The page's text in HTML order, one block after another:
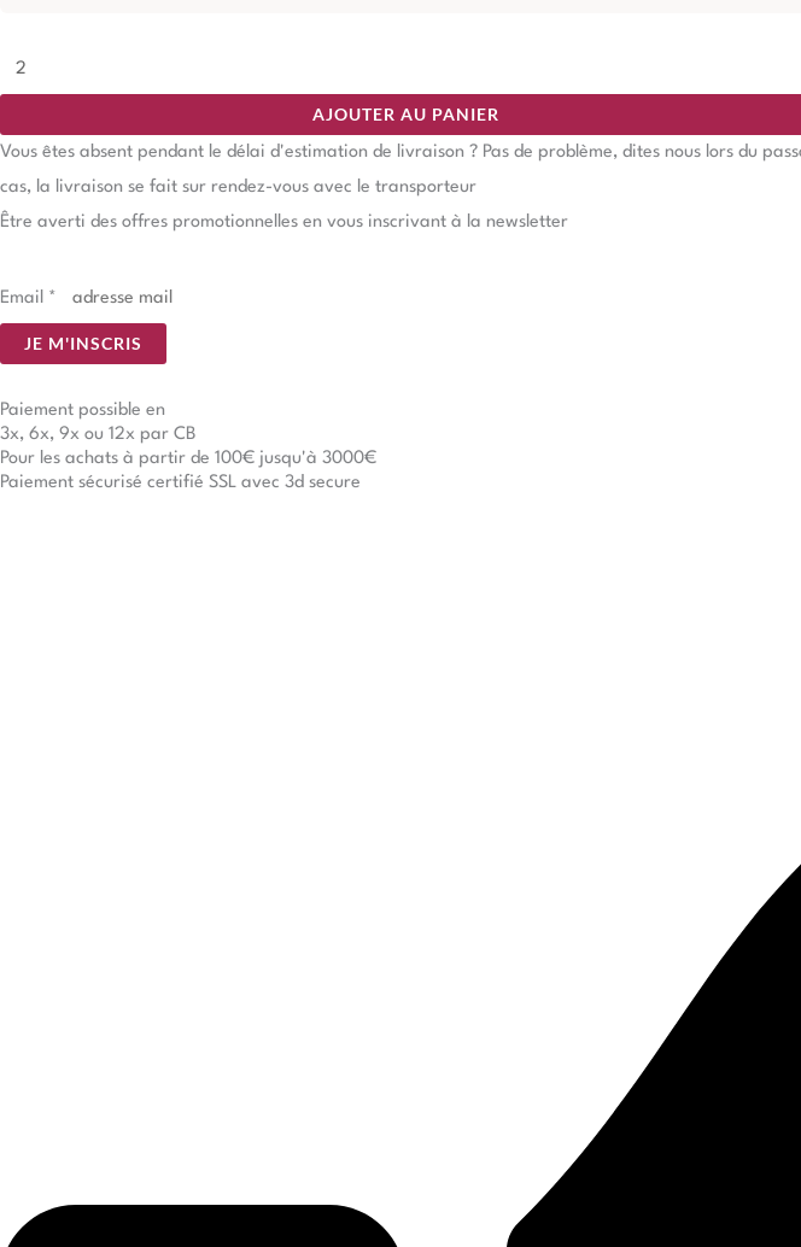
AJOUTER AU PANIER
Vous êtes absent pendant le délai d'estimation de livraison ? Pas de problème, dites nous lors du
cas, la livraison se fait sur rendez-vous avec le transporteur
Être averti des offres promotionnelles en vous inscrivant à la newsletter
Email *
JE M'INSCRIS
Paiement possible en
3x, 6x, 9x ou 12x par CB
Pour les achats à partir de 100€ jusqu'à 3000€
Paiement sécurisé certifié SSL avec 3d secure